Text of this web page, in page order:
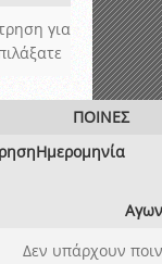
για
ΠΟΙΝΕΣ
Ημερομηνία
Δεν υπάρχουν